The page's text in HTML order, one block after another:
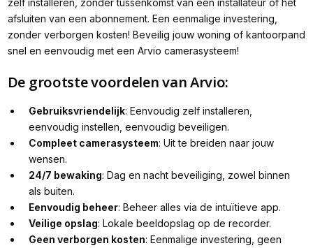
zelf installeren, zonder tussenkomst van een installateur of het
afsluiten van een abonnement. Een eenmalige investering,
zonder verborgen kosten! Beveilig jouw woning of kantoorpand
snel en eenvoudig met een Arvio camerasysteem!
De grootste voordelen van Arvio:
Gebruiksvriendelijk: Eenvoudig zelf installeren,
eenvoudig instellen, eenvoudig beveiligen.
Compleet camerasysteem: Uit te breiden naar jouw
wensen.
24/7 bewaking: Dag en nacht beveiliging, zowel binnen
als buiten.
Eenvoudig beheer: Beheer alles via de intuïtieve app.
Veilige opslag: Lokale beeldopslag op de recorder.
Geen verborgen kosten: Eenmalige investering, geen